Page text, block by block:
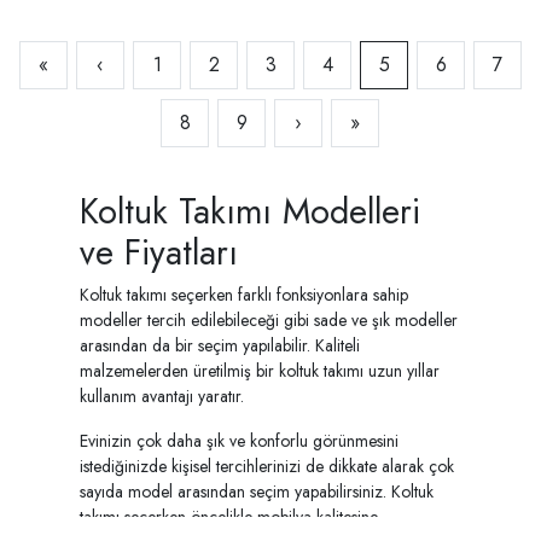
« ‹ 1 2 3 4 5 6 7
8 9 › »
Koltuk Takımı Modelleri
ve Fiyatları
Koltuk takımı seçerken farklı fonksiyonlara sahip
modeller tercih edilebileceği gibi sade ve şık modeller
arasından da bir seçim yapılabilir. Kaliteli
malzemelerden üretilmiş bir koltuk takımı uzun yıllar
kullanım avantajı yaratır.
Evinizin çok daha şık ve konforlu görünmesini
istediğinizde kişisel tercihlerinizi de dikkate alarak çok
sayıda model arasından seçim yapabilirsiniz. Koltuk
takımı seçerken öncelikle mobilya kalitesine